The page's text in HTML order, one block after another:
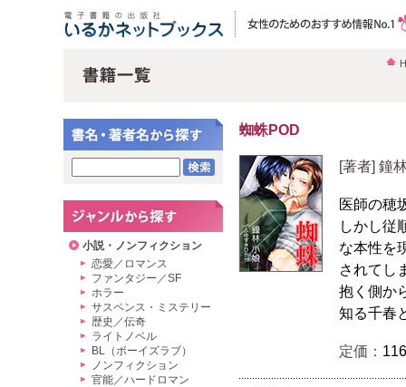
蜘蛛POD
[著者] 鐘
医師の穂
しかし従
な本性を
されてし
抱く側か
知る千春
定価：
小説・ノンフィクション
恋愛／ロマンス
ファンタジー／SF
ホラー
サスペンス・ミステリー
歴史／伝奇
ライトノベル
BL（ボーイズラブ）
ノンフィクション
官能／ハードロマン